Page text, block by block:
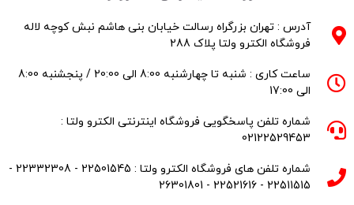
آدرس : تهران بزرگراه رسالت خیابان بنی هاشم نبش کوچه لاله
فروشگاه الکترو ولتا پلاک 288
ساعت کاری : شنبه تا چهارشنبه 8:00 الی 20:00 / پنجشنبه 8:00
الی 17:00
شماره تلفن پاسخگویی فروشگاه اینترنتی الکترو ولتا :
02122529453
شماره تلفن های فروشگاه الکترو ولتا : 22501545 - 22332308 -
22511515 - 22521616 - 26301801